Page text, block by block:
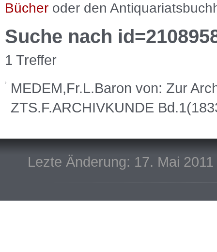
Bücher oder den
Suche nach
1 Treffer
MEDEM,Fr.L.Baron von: Zur
ZTS.F.ARCHIVKUNDE
Lezte Änderung: 17. Mai